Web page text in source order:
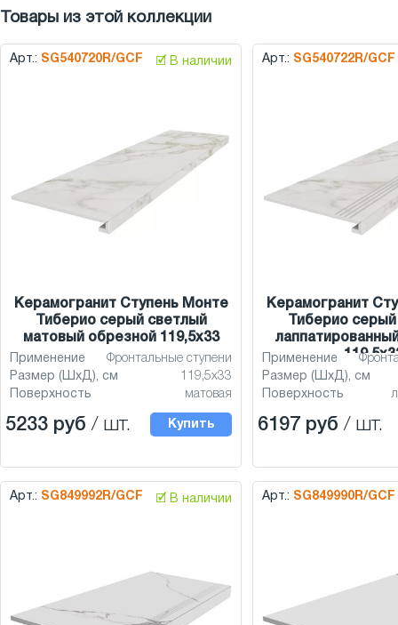
Товары из этой коллекции
Арт.: SG540720R/GCF 🗹 В наличии
Керамогранит Ступень Монте
Тиберио серый светлый
матовый обрезной 119,5x33
Применение
Фронтальные ступени
Размер (ШхД), см
119,5x33
Поверхность
матовая
5233 руб / шт. Купить
Арт.: SG540722R/GCF
Керамогранит
Тиберио
Применение
Размер (ШхД), см
Поверхность
6197 руб / шт.
Арт.: SG849992R/GCF 🗹 В наличии Арт.: SG849990R/GCF